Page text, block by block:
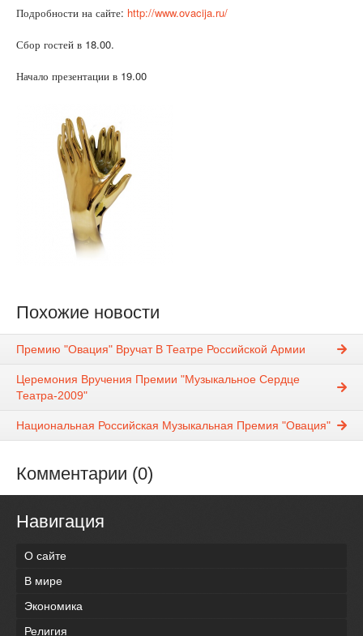
Подробности на сайте: http://www.ovacija.ru/
Сбор гостей в 18.00.
Начало презентации в 19.00
Похожие новости
Премию "Овация" Вручат В Театре Российской Армии
Церемония Вручения Премии "Музыкальное Сердце
Театра-2009"
Национальная Российская Музыкальная Премия "Овация"
Комментарии (0)
Навигация
О сайте
В мире
Экономика
Религия